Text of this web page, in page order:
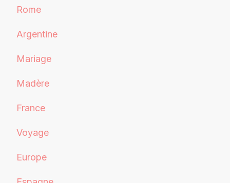
Rome
Argentine
Mariage
Madère
France
Voyage
Europe